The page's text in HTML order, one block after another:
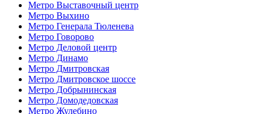
Метро Выставочный центр
Метро Выхино
Метро Генерала Тюленева
Метро Говорово
Метро Деловой центр
Метро Динамо
Метро Дмитровская
Метро Дмитровское шоссе
Метро Добрынинская
Метро Домодедовская
Метро Жулебино